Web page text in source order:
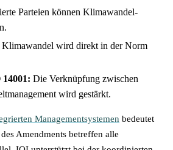
Parteien können Klimawandel-
Klimawandel wird direkt in der Norm
Die Verknüpfung zwischen
wird gestärkt.
Managementsystemen bedeutet
Amendments betreffen alle